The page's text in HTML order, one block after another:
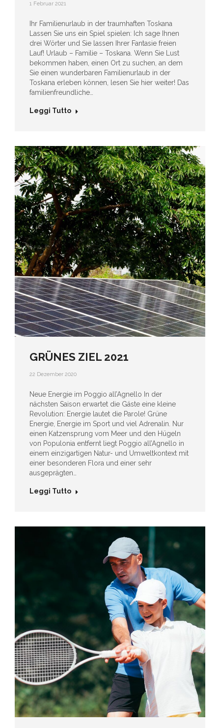
1 Februar 2021
Ihr Familienurlaub in der traumhaften Toskana
Lassen Sie uns ein Spiel spielen: Ich sage Ihnen
drei Wörter und Sie lassen Ihrer Fantasie freien
Lauf! Urlaub – Familie – Toskana. Wenn Sie Lust
bekommen haben, einen Ort zu suchen, an dem
Sie einen wunderbaren Familienurlaub in der
Toskana erleben können, lesen Sie hier weiter! Das
familienfreundliche…
Leggi Tutto
GRÜNES ZIEL 2021
22 Dezember 2020
Neue Energie im Poggio all’Agnello In der
nächsten Saison erwartet die Gäste eine kleine
Revolution: Energie lautet die Parole! Grüne
Energie, Energie im Sport und viel Adrenalin. Nur
einen Katzensprung vom Meer und den Hügeln
von Populonia entfernt liegt Poggio all’Agnello in
einem einzigartigen Natur- und Umweltkontext mit
einer besonderen Flora und einer sehr
ausgeprägten…
Leggi Tutto